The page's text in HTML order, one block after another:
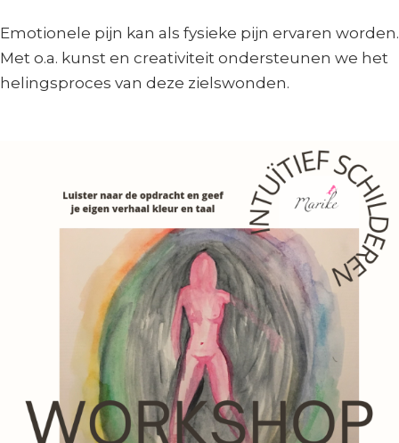
Emotionele pijn kan als fysieke pijn ervaren worden.
Met o.a. kunst en creativiteit ondersteunen we het
helingsproces van deze zielswonden.